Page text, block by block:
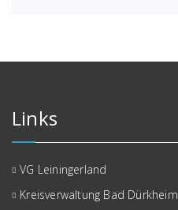
Links
VG Leiningerland
Kreisverwaltung Bad Dürkheim